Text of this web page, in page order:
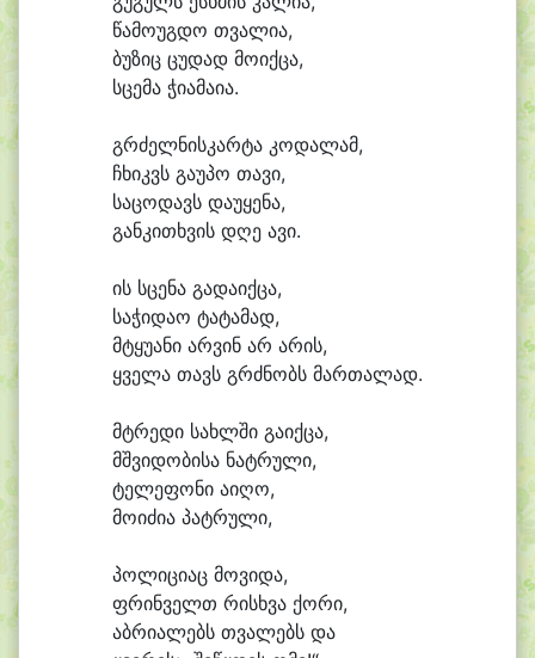
წამოუგდო თვალია,
ბუზიც ცუდად მოიქცა,
სცემა ჭიამაია.
გრძელნისკარტა კოდალამ,
ჩხიკვს გაუპო თავი,
საცოდავს დაუყენა,
განკითხვის დღე ავი.
ის სცენა გადაიქცა,
საჭიდაო ტატამად,
მტყუანი არვინ არ არის,
ყველა თავს გრძნობს მართალად.
მტრედი სახლში გაიქცა,
მშვიდობისა ნატრული,
ტელეფონი აიღო,
მოიძია პატრული,
პოლიციაც მოვიდა,
ფრინველთ რისხვა ქორი,
აბრიალებს თვალებს და